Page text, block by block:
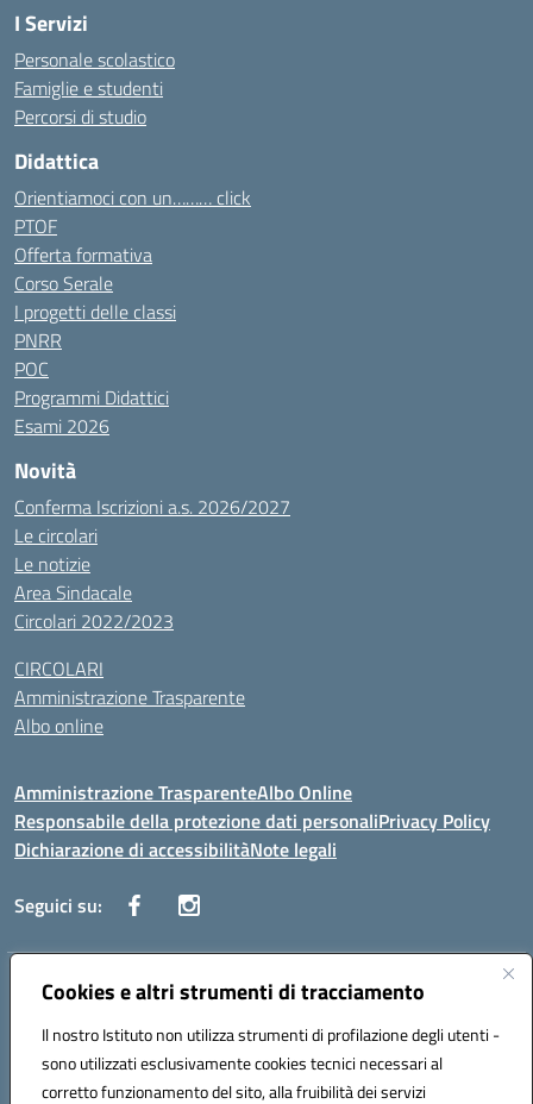
Cookies e altri strumenti di tracciamento
Il nostro Istituto non utilizza strumenti di profilazione degli utenti -
sono utilizzati esclusivamente cookies tecnici necessari al
corretto funzionamento del sito, alla fruibilità dei servizi
I Servizi
Personale scolastico
Famiglie e studenti
Percorsi di studio
Didattica
Orientiamoci con un……… click
PTOF
Offerta formativa
Corso Serale
I progetti delle classi
PNRR
POC
Programmi Didattici
Esami 2026
Novità
Conferma Iscrizioni a.s. 2026/2027
Le circolari
Le notizie
Area Sindacale
Circolari 2022/2023
CIRCOLARI
Amministrazione Trasparente
Albo online
Amministrazione TrasparenteAlbo Online
Responsabile della protezione dati personaliPrivacy Policy
Dichiarazione di accessibilitàNote legali
Seguici su:
Indirizzo:Corso Vittorio Emanuele, 27 90133 - Palermo
Posta elettronica certificata (PEC):pais03600r@pec.istruzione.it
Codice fiscale: 97308550827